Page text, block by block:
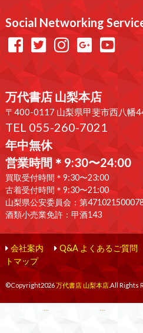
Social Networking
万代書店 山梨本店
〒400-0117 山梨県甲斐市西八幡
TEL 055-260-7021
年中無休
営業時間＊9:30〜24:00
買取受付時間＊9:30〜23:00
古着受付時間＊9:30〜21:00
山梨県公安委員会：第
酒類小売業免許：甲酒143
会社案内 Q&A よくあるご質問
トマップ
©Copyright2026万代書店 山梨本店.All Rights
... ...